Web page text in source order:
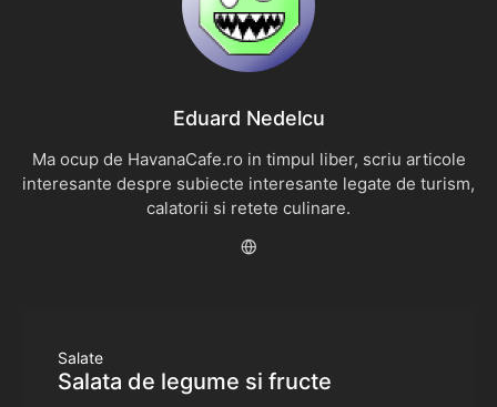
Eduard Nedelcu
Ma ocup de HavanaCafe.ro in timpul liber, scriu articole
interesante despre subiecte interesante legate de turism,
calatorii si retete culinare.
Salate
Salata de legume si fructe